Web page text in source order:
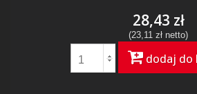
28,43 zł
(23,11 zł netto)
dodaj do